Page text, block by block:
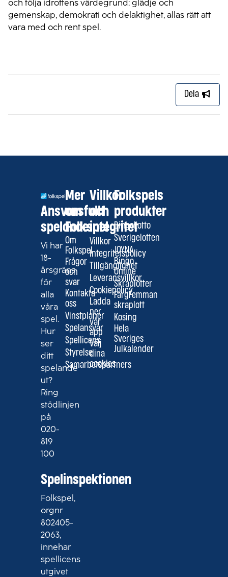
och följa idrottens värdegrund: glädje och
gemenskap, demokrati och delaktighet, allas rätt att
vara med och rent spel.
Dela
Ansvarsfullt
spelande
Vi har
18-
årsgräns
för
alla
våra
spel.
Hur
ser
ditt
spelande
ut?
Ring
stödlinjen
på
020-
819
100
Spelinspektionen
Folkspel,
orgnr
802405-
2063,
innehar
spellicens
utgivet
Mer
om
Folkspel
Om
Folkspel
Frågor
och
svar
Kontakta
oss
Vinstplaner
Spelansvar
Spellicens
Styrelse
Samarbetspartners
Villkor
och
integritet
Villkor
Integritetspolicy
Tillgänglighet
Leveransvillkor
Cookiepolicy
Ladda
ner
vår
app
Välj
dina
cookies
Folkspels
produkter
BingoLotto
Sverigelotten
JOYNA
Bingo
Online
Skraplotter
FärgFemman
skraplott
Kosing
Hela
Sveriges
Julkalender